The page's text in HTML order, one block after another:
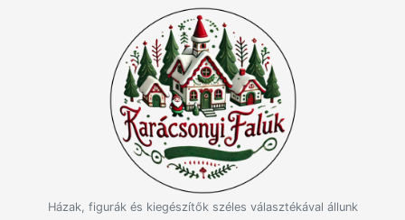
Házak, figurák és kiegészítők széles választékával állunk